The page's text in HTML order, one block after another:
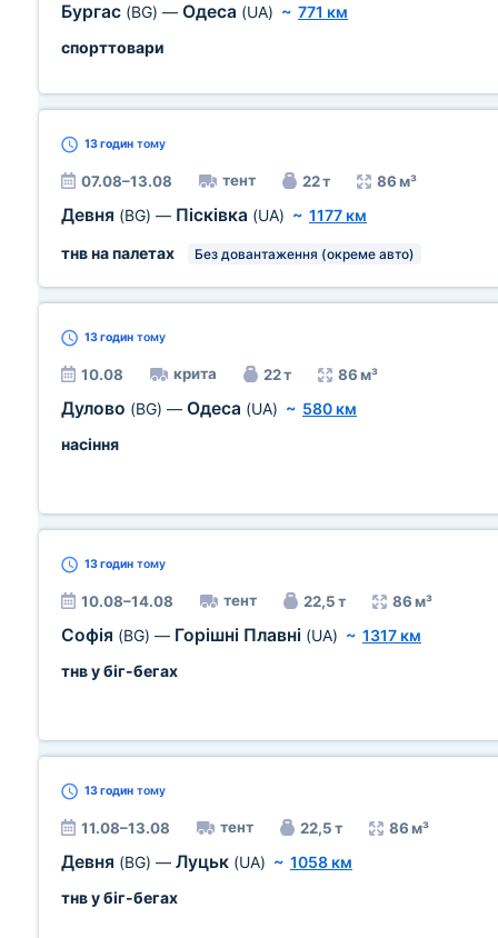
Бургас (BG) — Одеса (UA) ~ 771 км
спорттовари
13 годин тому
07.08–13.08 тент 22 т 86 м³
Девня (BG) — Пісківка (UA) ~ 1177 км
тнв на палетах
Без довантаження (окреме авто)
13 годин тому
10.08 крита 22 т 86 м³
Дулово (BG) — Одеса (UA) ~ 580 км
насіння
13 годин тому
10.08–14.08 тент 22,5 т 86 м³
Софія (BG) — Горішні Плавні (UA) ~ 1317 км
тнв у біг-бегах
13 годин тому
11.08–13.08 тент 22,5 т 86 м³
Девня (BG) — Луцьк (UA) ~ 1058 км
тнв у біг-бегах